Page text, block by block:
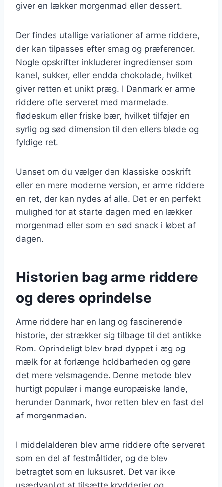
giver en lækker morgenmad eller dessert.
Der findes utallige variationer af arme riddere,
der kan tilpasses efter smag og præferencer.
Nogle opskrifter inkluderer ingredienser som
kanel, sukker, eller endda chokolade, hvilket
giver retten et unikt præg. I Danmark er arme
riddere ofte serveret med marmelade,
flødeskum eller friske bær, hvilket tilføjer en
syrlig og sød dimension til den ellers bløde og
fyldige ret.
Uanset om du vælger den klassiske opskrift
eller en mere moderne version, er arme riddere
en ret, der kan nydes af alle. Det er en perfekt
mulighed for at starte dagen med en lækker
morgenmad eller som en sød snack i løbet af
dagen.
Historien bag arme riddere
og deres oprindelse
Arme riddere har en lang og fascinerende
historie, der strækker sig tilbage til det antikke
Rom. Oprindeligt blev brød dyppet i æg og
mælk for at forlænge holdbarheden og gøre
det mere velsmagende. Denne metode blev
hurtigt populær i mange europæiske lande,
herunder Danmark, hvor retten blev en fast del
af morgenmaden.
I middelalderen blev arme riddere ofte serveret
som en del af festmåltider, og de blev
betragtet som en luksusret. Det var ikke
usædvanligt at tilsætte krydderier og